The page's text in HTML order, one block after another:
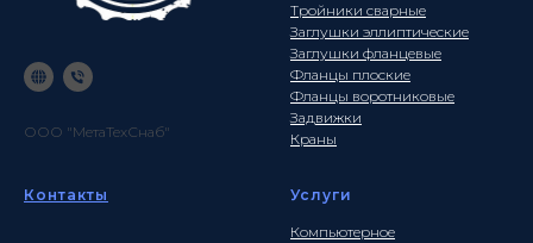
ООО "МетаТехСнаб"
Тройники сварные
Заглушки эллиптические
Заглушки фланцевые
Фланцы плоские
Фланцы воротниковые
Задвижки
Краны
Контакты Услуги
Компьютерное